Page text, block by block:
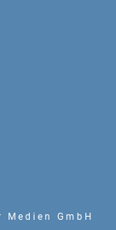
GmbH